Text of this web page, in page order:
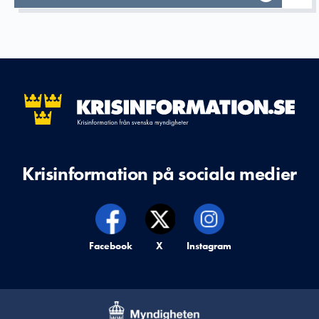
Krisinformation på sociala medier
Krisinformation på,
Facebook Krisinformation på,
X Krisinformation på,
Instagram